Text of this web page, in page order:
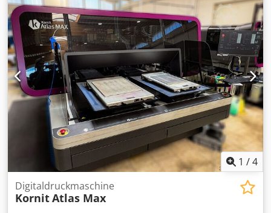
1 /4
Digitaldruckmaschine
KornitAtlas Max